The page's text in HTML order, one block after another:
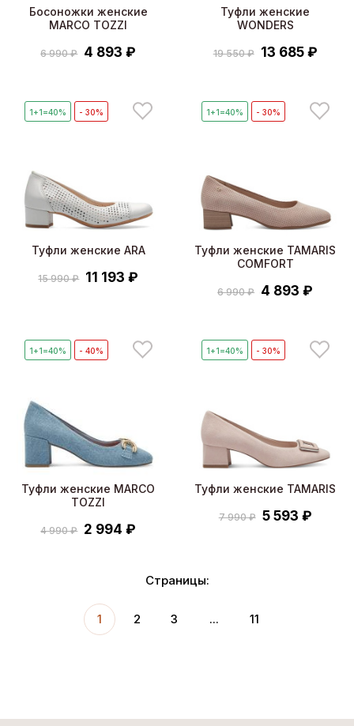
Босоножки женские
MARCO TOZZI
6 990 ₽ 4 893 ₽
Туфли женские
WONDERS
19 550 ₽ 13 685 ₽
1+1=40% - 30%
Туфли женские ARA
15 990 ₽ 11 193 ₽
1+1=40% - 30%
Туфли женские TAMARIS
COMFORT
6 990 ₽ 4 893 ₽
1+1=40% - 40%
Туфли женские MARCO
TOZZI
4 990 ₽ 2 994 ₽
1+1=40% - 30%
Туфли женские TAMARIS
7 990 ₽ 5 593 ₽
Страницы:
1 2 3 ... 11